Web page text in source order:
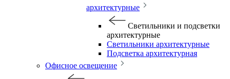
архитектурные
Светильники и подсветки
архитектурные
Светильники архитектурные
Подсветка архитектурная
Офисное освещение